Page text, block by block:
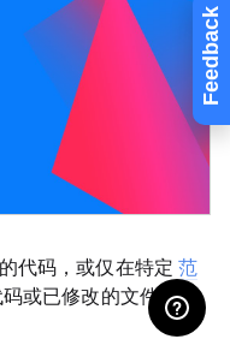
Feedback
代码，或仅在特定 范
或已修改的文件